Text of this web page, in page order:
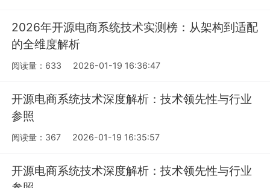
2026年开源电商系统技术实测榜：从架构到适配
的全维度解析
阅读量：633 2026-01-19 16:36:47
开源电商系统技术深度解析：技术领先性与行业
参照
阅读量：367 2026-01-19 16:35:57
开源电商系统技术深度解析：技术领先性与行业